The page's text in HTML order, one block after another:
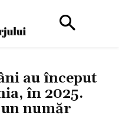
au început
în 2025.
număr